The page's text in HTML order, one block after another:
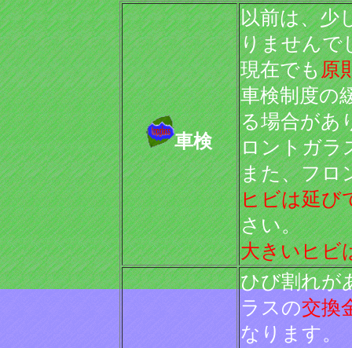
車検
以前は、少
りませんで
現在でも原
車検制度の
る場合があ
ロントガラ
また、フロ
ヒビは延び
さい。
大きいヒビ
ひび割れが
ラスの交換
なります。